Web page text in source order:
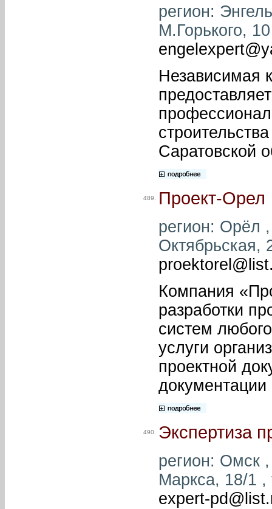
регион:
М.Горького,
Независимая
Саратовской
489. Проект-Орел
регион: Орёл
Октябрьская,
Компания
разработки
систем
услуги
проектной
490. Экспертиза
регион: Омск
Маркса, 18/1
expert-